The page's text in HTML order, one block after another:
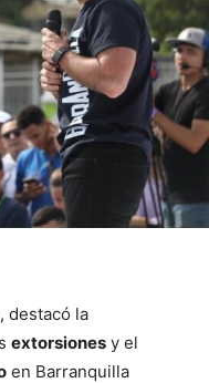
, destacó la
extorsiones y el
en Barranquilla